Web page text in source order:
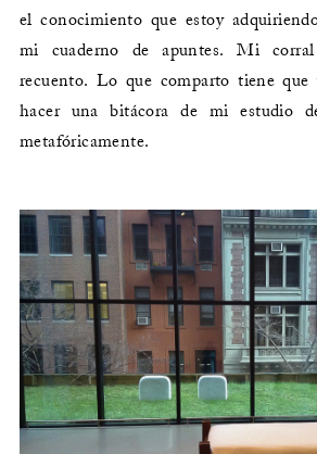
el conocimiento que estoy
mi cuaderno de apuntes. Mi
recuento. Lo que comparto tiene
hacer una bitácora de mi estudio
metafóricamente.